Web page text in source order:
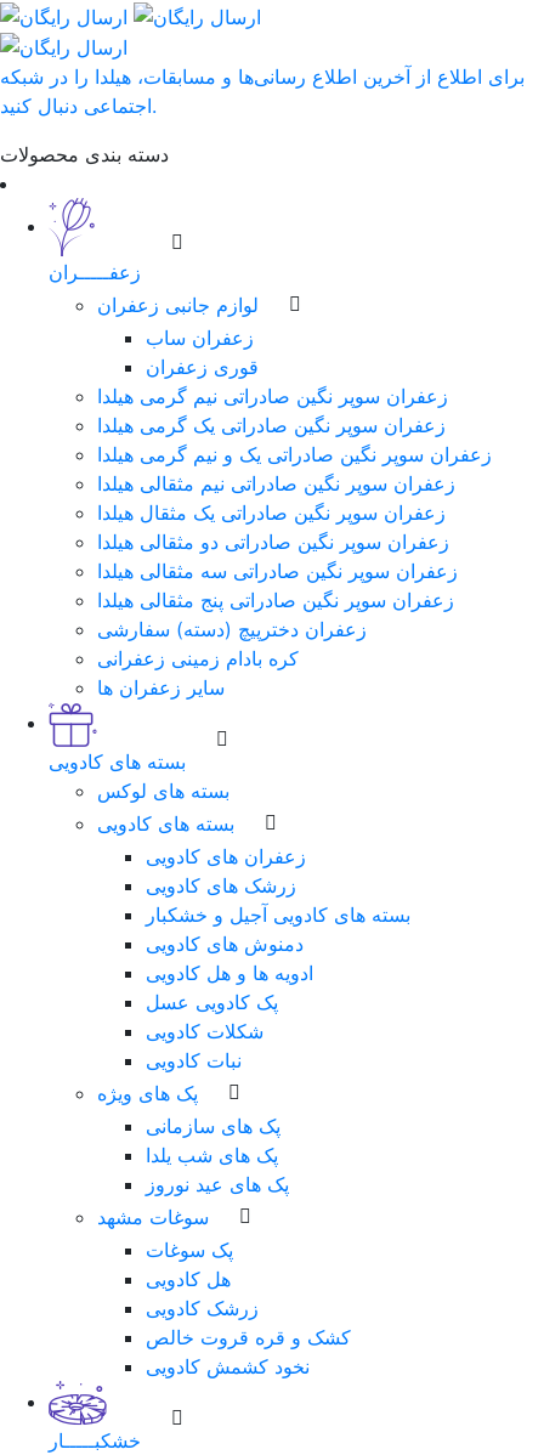
برای اطلاع از آخرین اطلاع رسانی‌ها و مسابقات، هیلدا را در شبکه
اجتماعی دنبال کنید.
دسته بندی محصولات
زعفـــــران
لوازم جانبی زعفران
زعفران ساب
قوری زعفران
زعفران سوپر نگین صادراتی نیم گرمی هیلدا
زعفران سوپر نگین صادراتی یک گرمی هیلدا
زعفران سوپر نگین صادراتی یک و نیم گرمی هیلدا
زعفران سوپر نگین صادراتی نیم مثقالی هیلدا
زعفران سوپر نگین صادراتی یک مثقال هیلدا
زعفران سوپر نگین صادراتی دو مثقالی هیلدا
زعفران سوپر نگین صادراتی سه مثقالی هیلدا
زعفران سوپر نگین صادراتی پنج مثقالی هیلدا
زعفران دخترپیچ (دسته) سفارشی
کره بادام زمینی زعفرانی
سایر زعفران ها
بسته های کادویی
بسته های لوکس
بسته های کادویی
زعفران های کادویی
زرشک های کادویی
بسته های کادویی آجیل و خشکبار
دمنوش های کادویی
ادویه ها و هل کادویی
پک کادویی عسل
شکلات کادویی
نبات کادویی
پک های ویژه
پک های سازمانی
پک های شب یلدا
پک های عید نوروز
سوغات مشهد
پک سوغات
هل کادویی
زرشک کادویی
کشک و قره قروت خالص
نخود کشمش کادویی
خشکبـــــار